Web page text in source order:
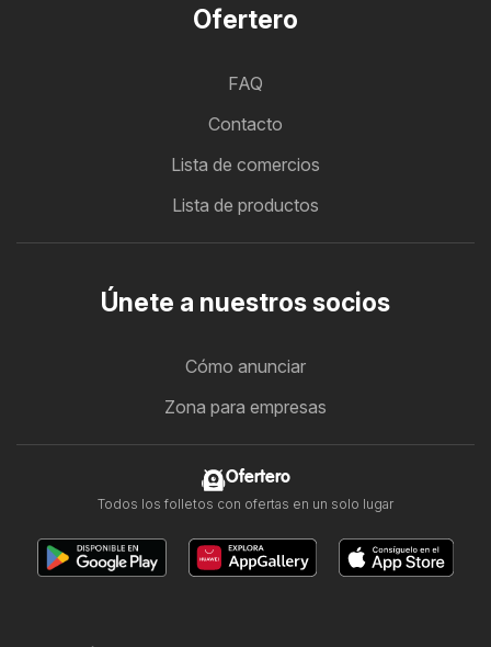
Ofertero
FAQ
Contacto
Lista de comercios
Lista de productos
Únete a nuestros socios
Cómo anunciar
Zona para empresas
Ofertero
Todos los folletos con ofertas en un solo lugar